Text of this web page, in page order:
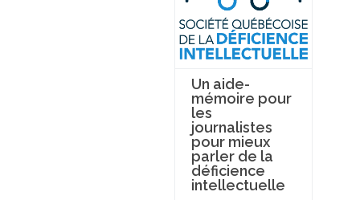
Un aide-
mémoire pour
les
journalistes
pour mieux
parler de la
déficience
intellectuelle